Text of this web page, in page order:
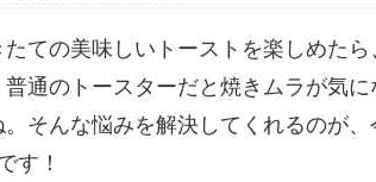
ての美味しいトーストを楽しめたら
通のトースターだと焼きムラが気に
そんな悩みを解決してくれるのが、
す！